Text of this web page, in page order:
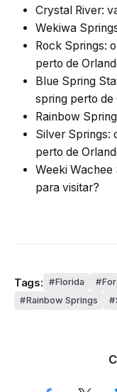
Crystal River:
Wekiwa
Rock Springs:
perto de
Blue Spring
spring perto de
Rainbow
Silver Springs:
perto de
Weeki Wachee
para visitar?
Tags: Florida
Rainbow Springs